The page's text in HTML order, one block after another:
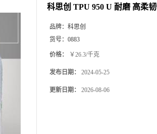
科思创 TPU 950 U 耐磨 高柔
品牌： 科思创
货号： 0883
价格： ￥26.3/千克
发布日期： 2024-05-25
更新日期： 2026-08-06